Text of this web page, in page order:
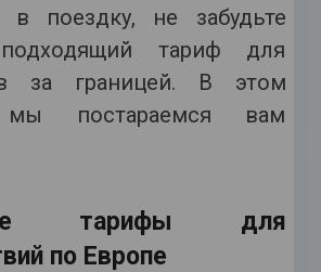
в поездку, не забудьте
тариф для
за границей. В этом
мы постараемся вам
тарифы для
по Европе